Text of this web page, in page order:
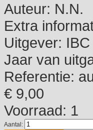
Auteur: N.N.
Extra
Uitgever: IBC
Jaar van
Referentie:
€ 9,00
Voorraad: 1
Aantal: